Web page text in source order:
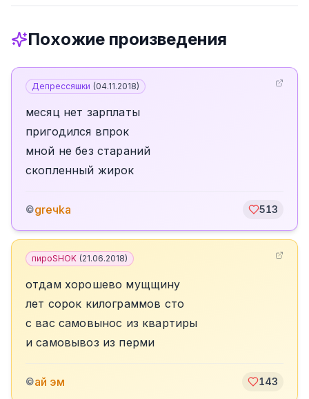
Похожие произведения
Депрессяшки (04.11.2018)
месяц нет зарплаты
пригодился впрок
мной не без стараний
скопленный жирок
©greчka 513
пироSHOK (21.06.2018)
отдам хорошево мущщину
лет сорок килограммов сто
с вас самовынос из квартиры
и самовывоз из перми
©ай эм 143